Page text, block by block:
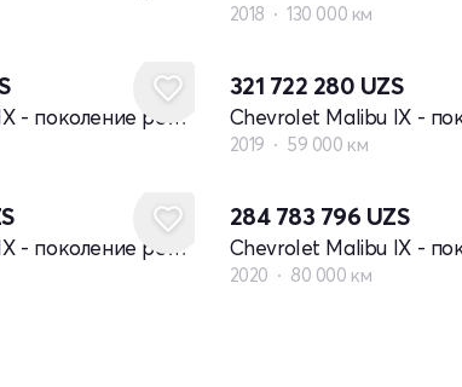
2018 130 000 км
Chevrolet Malibu IX - поколение рестайлинг
321 722 280 UZS
2019 59 000 км
Chevrolet Malibu IX - поколение рестайлинг
284 783 796 UZS
2020 80 000 км